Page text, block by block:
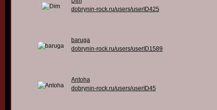
dobrynin-rock.ru/users/userID425
baruga
dobrynin-rock.ru/users/userID1589
Antoha
dobrynin-rock.ru/users/userID45